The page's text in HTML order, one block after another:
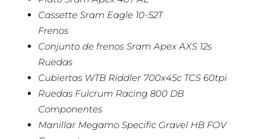
Cassette Sram Eagle 10-52T
Frenos
Conjunto de frenos Sram Apex AXS 12s
Ruedas
Cubiertas WTB Riddler 700x45c TCS 60tpi
Ruedas Fulcrum Racing 800 DB
Componentes
Manillar Megamo Specific Gravel HB FOV